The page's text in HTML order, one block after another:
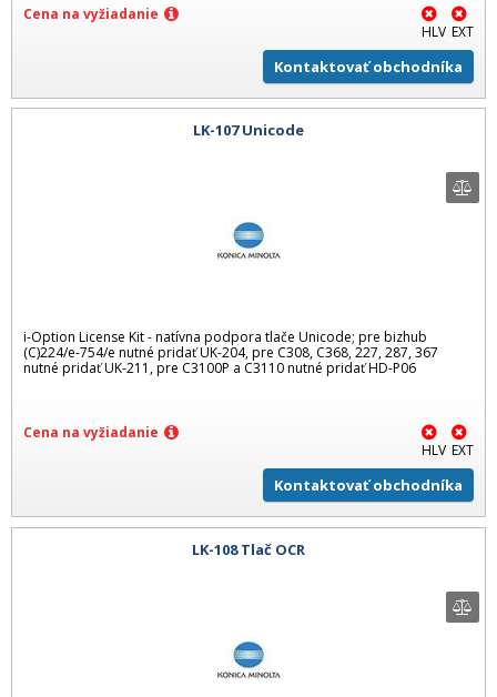
Cena na vyžiadanie
HLV EXT
Kontaktovať obchodníka
LK-107 Unicode
i-Option License Kit - natívna podpora tlače Unicode; pre bizhub
(C)224/e-754/e nutné pridať UK-204, pre C308, C368, 227, 287, 367
nutné pridať UK-211, pre C3100P a C3110 nutné pridať HD-P06
Cena na vyžiadanie
HLV EXT
Kontaktovať obchodníka
LK-108 Tlač OCR